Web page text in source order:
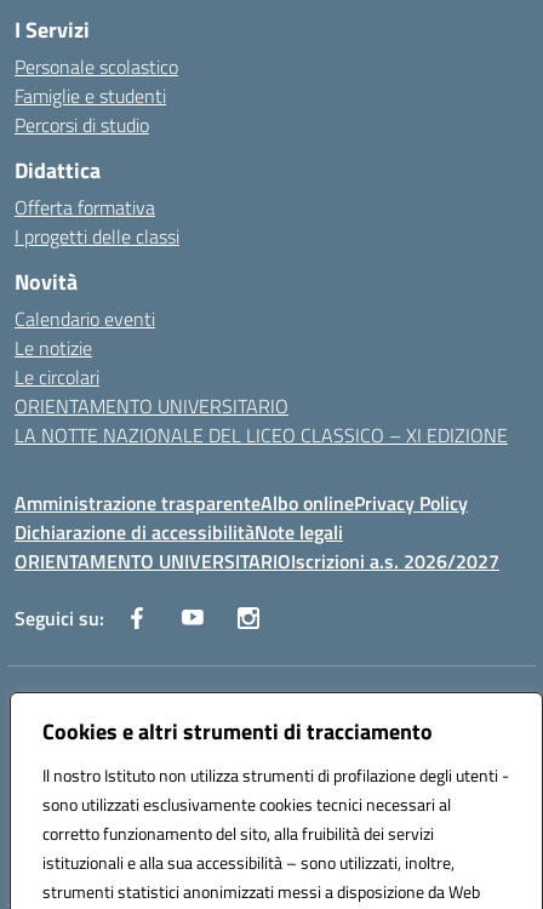
Cookies e altri strumenti di tracciamento
Il nostro Istituto non utilizza strumenti di profilazione degli utenti -
sono utilizzati esclusivamente cookies tecnici necessari al
corretto funzionamento del sito, alla fruibilità dei servizi
istituzionali e alla sua accessibilità – sono utilizzati, inoltre,
strumenti statistici anonimizzati messi a disposizione da Web
I Servizi
Personale scolastico
Famiglie e studenti
Percorsi di studio
Didattica
Offerta formativa
I progetti delle classi
Novità
Calendario eventi
Le notizie
Le circolari
ORIENTAMENTO UNIVERSITARIO
LA NOTTE NAZIONALE DEL LICEO CLASSICO – XI EDIZIONE
Amministrazione trasparenteAlbo onlinePrivacy Policy
Dichiarazione di accessibilitàNote legali
ORIENTAMENTO UNIVERSITARIOIscrizioni a.s. 2026/2027
Seguici su:
Indirizzo:
Centralino:0882 331218 Email:fgps210002@istruzione.it
Codice fiscale: 93071630714
Codice meccanografico:
FGPS210002
Codice unico di fatturazione (CUF): UF7W9K